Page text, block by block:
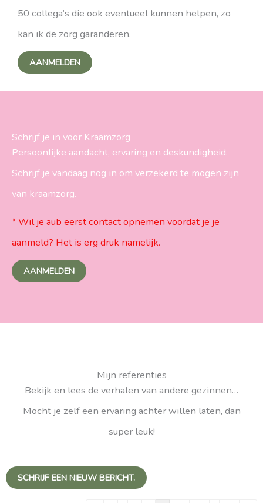
50 collega’s die ook eventueel kunnen helpen, zo
kan ik de zorg garanderen.
AANMELDEN
Schrijf je in voor Kraamzorg
Persoonlijke aandacht, ervaring en deskundigheid.
Schrijf je vandaag nog in om verzekerd te mogen zijn
van kraamzorg.
* Wil je aub eerst contact opnemen voordat je je
aanmeld? Het is erg druk namelijk.
AANMELDEN
Mijn referenties
Bekijk en lees de verhalen van andere gezinnen…
Mocht je zelf een ervaring achter willen laten, dan
super leuk!
Navigatie
Navigatie